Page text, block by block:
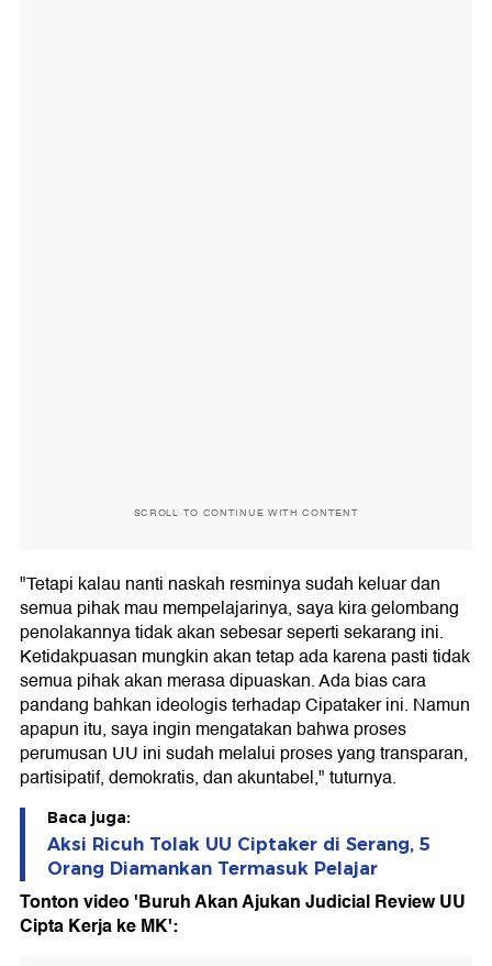
SCROLL TO CONTINUE WITH CONTENT
"Tetapi kalau nanti naskah resminya sudah keluar dan
semua pihak mau mempelajarinya, saya kira gelombang
penolakannya tidak akan sebesar seperti sekarang ini.
Ketidakpuasan mungkin akan tetap ada karena pasti tidak
semua pihak akan merasa dipuaskan. Ada bias cara
pandang bahkan ideologis terhadap Cipataker ini. Namun
apapun itu, saya ingin mengatakan bahwa proses
perumusan UU ini sudah melalui proses yang transparan,
partisipatif, demokratis, dan akuntabel," tuturnya.
Baca juga:
Aksi Ricuh Tolak UU Ciptaker di Serang, 5
Orang Diamankan Termasuk Pelajar
Tonton video 'Buruh Akan Ajukan Judicial Review UU
Cipta Kerja ke MK':